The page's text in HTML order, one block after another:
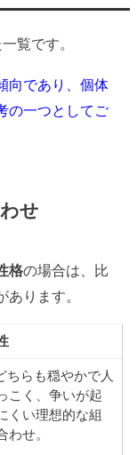
覧です。
向であり、個体
の一つとしてご
せ
格の場合は、比
ります。
ちらも穏やかで人
こく、争いが起
くい理想的な組
わせ。